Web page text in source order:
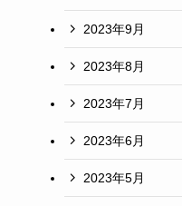
2023年9月
2023年8月
2023年7月
2023年6月
2023年5月